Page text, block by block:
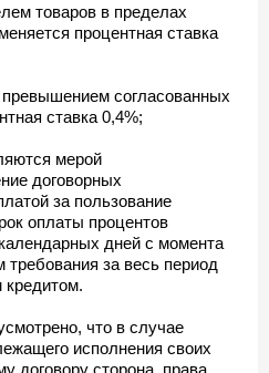
товаров в пределах
процентная ставка
согласованных
ставка 0,4%;
мерой
договорных
за пользование
оплаты процентов
дней с момента
за весь период
кредитом.
что в случае
исполнения своих
договору сторона, права